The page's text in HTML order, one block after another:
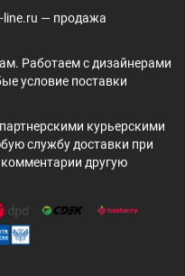
line.ru — продажа
Работаем с дизайнерами
условие поставки
курьерскими
службу доставки при
другую